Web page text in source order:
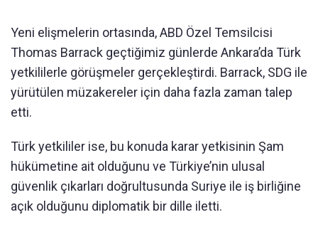
Yeni elişmelerin ortasında, ABD Özel Temsilcisi
Thomas Barrack geçtiğimiz günlerde Ankara’da Türk
yetkililerle görüşmeler gerçekleştirdi. Barrack, SDG ile
yürütülen müzakereler için daha fazla zaman talep
etti.
Türk yetkililer ise, bu konuda karar yetkisinin Şam
hükümetine ait olduğunu ve Türkiye’nin ulusal
güvenlik çıkarları doğrultusunda Suriye ile iş birliğine
açık olduğunu diplomatik bir dille iletti.